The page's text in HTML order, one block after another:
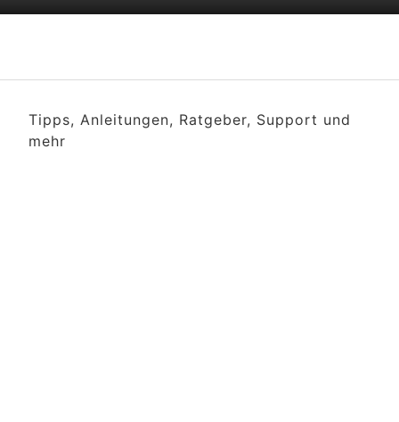
Tipps, Anleitungen, Ratgeber, Support und
mehr